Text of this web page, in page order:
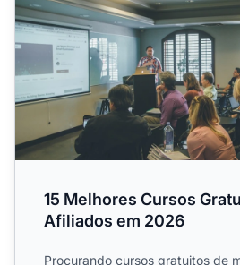
15 Melhores Cursos
Afiliados em 2026
Procurando cursos gratuitos de